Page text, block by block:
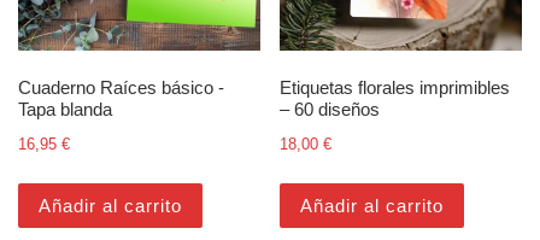
Cuaderno Raíces básico -
Tapa blanda
16,95 €
Añadir al carrito
Etiquetas florales imprimibles
– 60 diseños
18,00€
Añadir al carrito